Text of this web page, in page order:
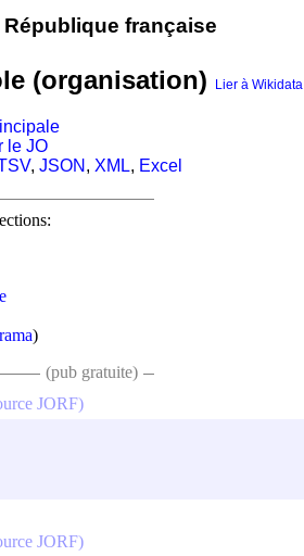
française
(organisation) Lier à Wikidata
le JO
, JSON , XML, Excel
)
(pub gratuite)
JORF)
JORF)